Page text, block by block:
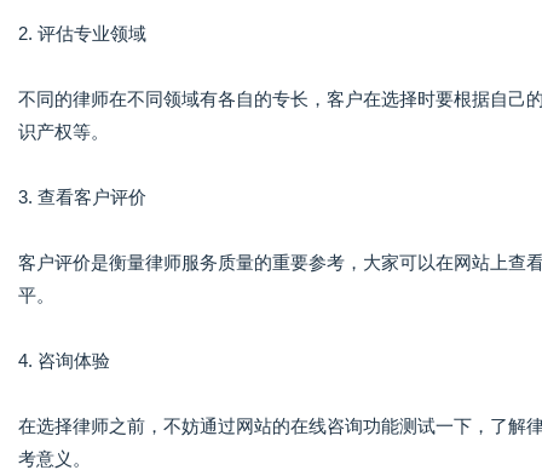
2. 评估专业领域
不同的律师在不同领域有各自的专长，客户在选择时要根据自己
识产权等。
3. 查看客户评价
客户评价是衡量律师服务质量的重要参考，大家可以在网站上查
平。
4. 咨询体验
在选择律师之前，不妨通过网站的在线咨询功能测试一下，了解
考意义。